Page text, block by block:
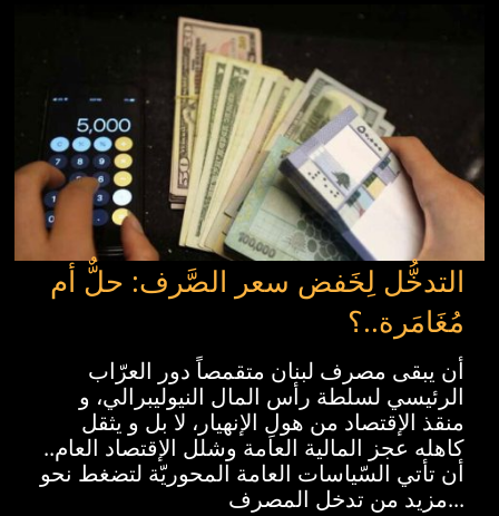
التدخُّل لِخَفض سعر الصَّرف: حلٌّ أم
مُغَامَرة..؟
أن يبقى مصرف لبنان متقمصاً دور العرّاب
الرئيسي لسلطة رأس المال النيوليبرالي، و
منقذ الإقتصاد من هولِ الإنهيار، لا بل و يثقل
كاهله عجز المالية العامة وشلل الإقتصاد العام..
أن تأتي السّياسات العامة المحوريّة لتضغط نحو
مزيد من تدخل المصرف...